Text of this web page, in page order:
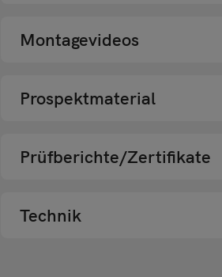
Montagevideos
Prospektmaterial
Prüfberichte/Zertifikate
Technik